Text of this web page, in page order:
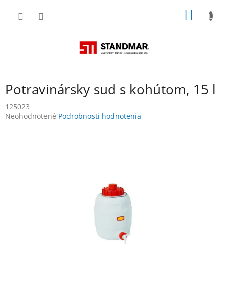
Potravinársky sud s kohútom, 15 l
125023
Priemerné
Neohodnotené Podrobnosti hodnotenia